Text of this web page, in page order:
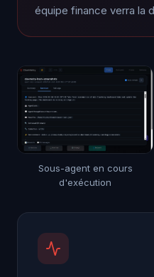
équipe finance verra la
Sous-agent en cours
d'exécution